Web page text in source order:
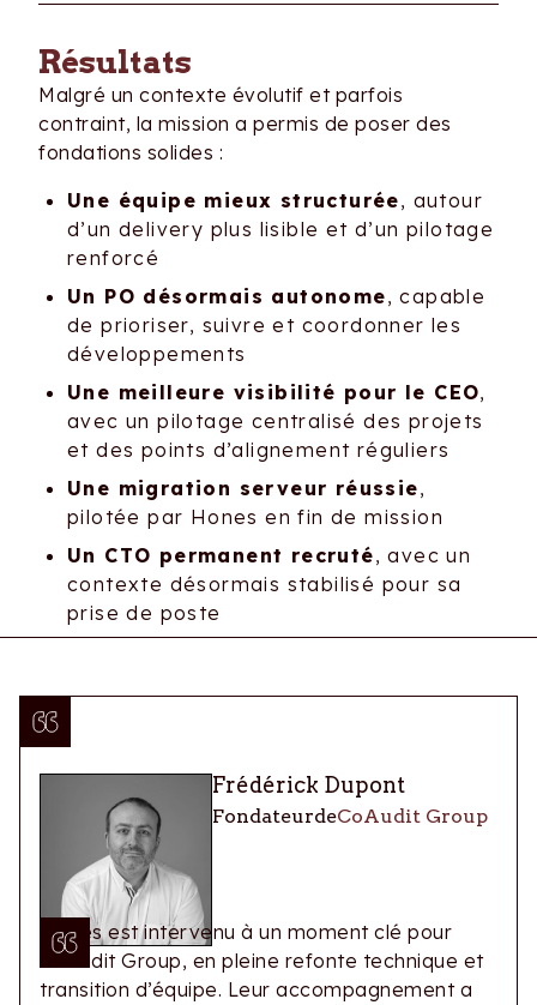
Résultats
Malgré un contexte évolutif et parfois
contraint, la mission a permis de poser des
fondations solides :
Une équipe mieux structurée, autour
d’un delivery plus lisible et d’un pilotage
renforcé
Un PO désormais autonome, capable
de prioriser, suivre et coordonner les
développements
Une meilleure visibilité pour le CEO,
avec un pilotage centralisé des projets
et des points d’alignement réguliers
Une migration serveur réussie,
pilotée par Hones en fin de mission
Un CTO permanent recruté, avec un
contexte désormais stabilisé pour sa
prise de poste
très positifs, saluant notamment l’apport
méthodologique, l’écoute, et la montée en
compétence induite par la mission.
Frédérick Dupont
FondateurdeCoAudit Group
Hones est intervenu à un moment clé pour
CoAudit Group, en pleine refonte technique et
transition d’équipe. Leur accompagnement a